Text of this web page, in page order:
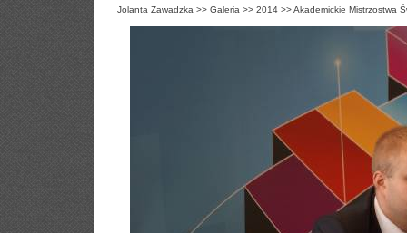
Jolanta Zawadzka >> Galeria >> 2014 >>Akademickie Mistrzostwa